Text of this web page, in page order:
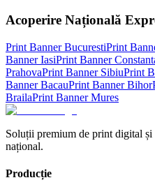
Acoperire Națională
Print BannerBucurestiPrint
BannerIasiPrint Banner
PrahovaPrint Banner SibiuPrint
BannerBacauPrint BannerBihor
BrailaPrint BannerMures
Soluții premium de print digital
național.
Producție